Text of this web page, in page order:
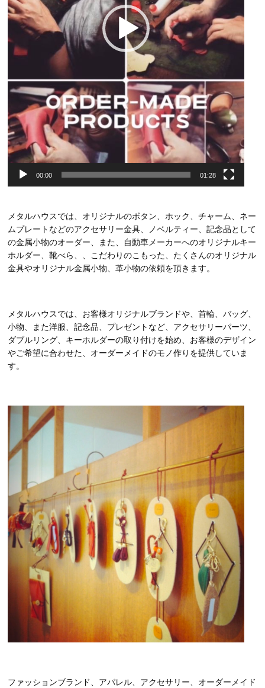
00:00 01:28
メタルハウスでは、オリジナルのボタン、ホック、チャーム、ネー
ムプレートなどのアクセサリー金具、ノベルティー、記念品として
の金属小物のオーダー、また、自動車メーカーへのオリジナルキー
ホルダー、靴べら、、こだわりのこもった、たくさんのオリジナル
金具やオリジナル金属小物、革小物の依頼を頂きます。
メタルハウスでは、お客様オリジナルブランドや、首輪、バッグ、
小物、また洋服、記念品、プレゼントなど、アクセサリーパーツ、
ダブルリング、キーホルダーの取り付けを始め、お客様のデザイン
やご希望に合わせた、オーダーメイドのモノ作りを提供していま
す。
ファッションブランド、アパレル、アクセサリー、オーダーメイド